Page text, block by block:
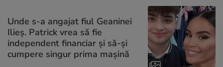
Unde s-a angajat fiul Geaninei
Ilieș. Patrick vrea să fie
independent financiar și să-și
cumpere singur prima mașină